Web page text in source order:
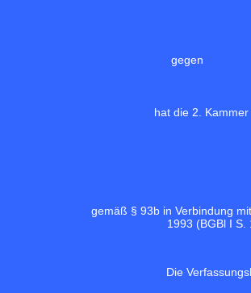
gegen
hat die 2.
gemäß § 93b in Verbindung
1993 (BGBl I S.
Die